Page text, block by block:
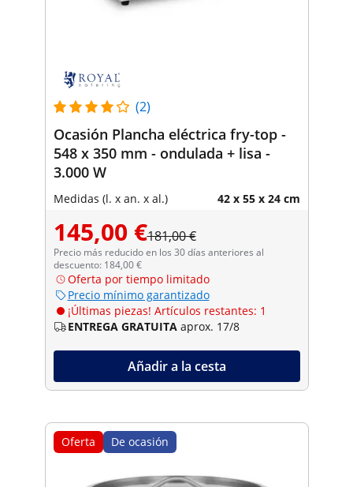
(2)
Ocasión Plancha eléctrica fry-top -
548 x 350 mm - ondulada + lisa -
3.000 W
Medidas (l. x an. x al.) 42 x 55 x 24 cm
145,00 €181,00 €
Precio más reducido en los 30 días anteriores al
descuento: 184,00 €
Oferta por tiempo limitado
Precio mínimo garantizado
¡Últimas piezas! Artículos restantes: 1
ENTREGA GRATUITA aprox. 17/8
Añadir a la cesta
Oferta De ocasión